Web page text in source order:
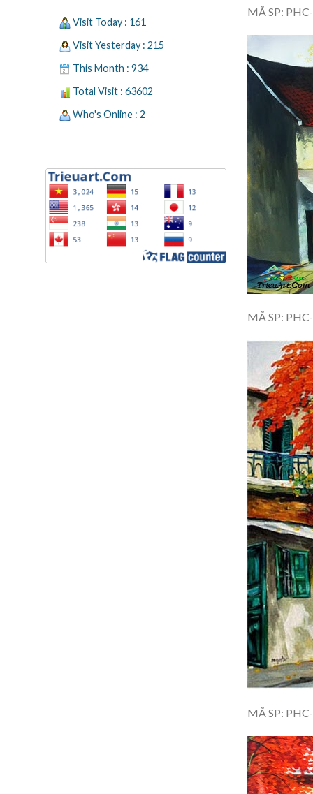
Visit Today : 161
Visit Yesterday : 215
This Month : 934
Total Visit : 63602
Who's Online : 2
MÃ SP:
MÃ SP:
MÃ SP: